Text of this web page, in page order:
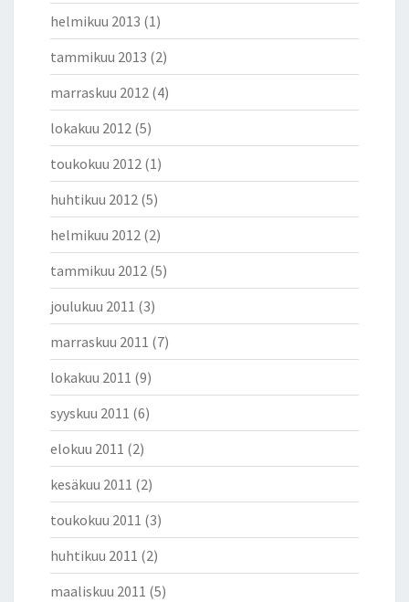
helmikuu 2013 (1)
tammikuu 2013 (2)
marraskuu 2012 (4)
lokakuu 2012 (5)
toukokuu 2012 (1)
huhtikuu 2012 (5)
helmikuu 2012 (2)
tammikuu 2012 (5)
joulukuu 2011 (3)
marraskuu 2011 (7)
lokakuu 2011 (9)
syyskuu 2011 (6)
elokuu 2011 (2)
kesäkuu 2011 (2)
toukokuu 2011 (3)
huhtikuu 2011 (2)
maaliskuu 2011 (5)